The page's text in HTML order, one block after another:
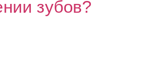
зубов?